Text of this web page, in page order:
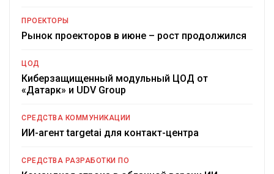
ПРОЕКТОРЫ
Рынок проекторов в июне – рост продолжился
ЦОД
Киберзащищенный модульный ЦОД от
«Датарк» и UDV Group
СРЕДСТВА КОММУНИКАЦИИ
ИИ-агент targetai для контакт-центра
СРЕДСТВА РАЗРАБОТКИ ПО